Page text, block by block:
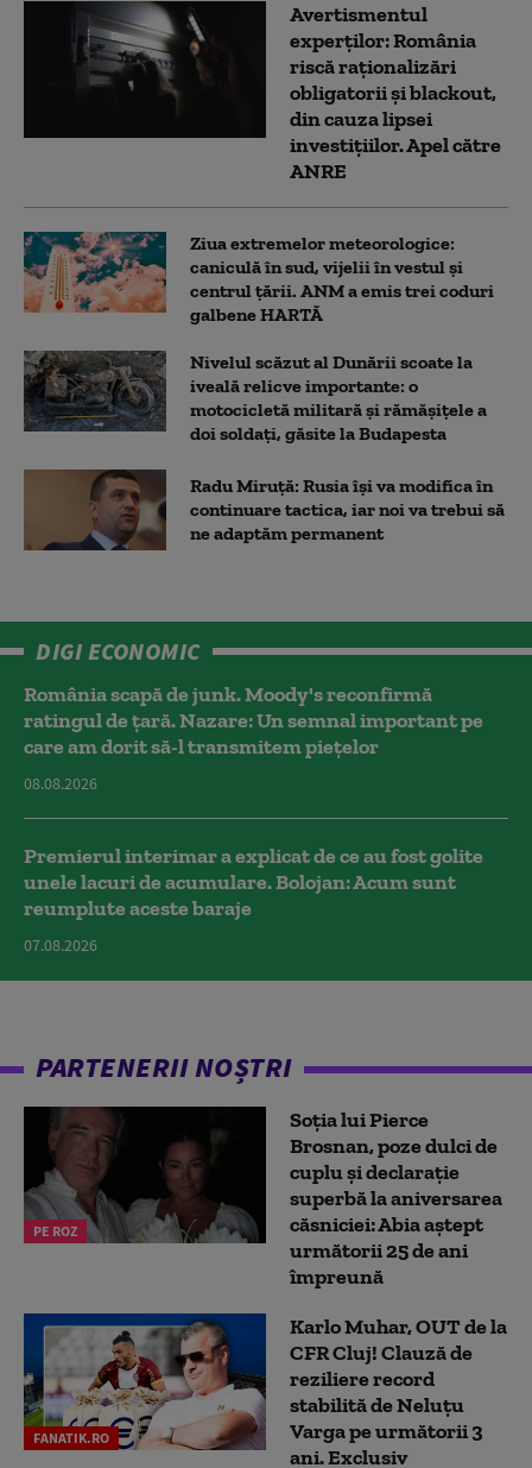
Avertismentul
experților: România
riscă raționalizări
obligatorii și blackout,
din cauza lipsei
investițiilor. Apel către
ANRE
Ziua extremelor meteorologice:
caniculă în sud, vijelii în vestul și
centrul țării. ANM a emis trei coduri
galbene HARTĂ
Nivelul scăzut al Dunării scoate la
iveală relicve importante: o
motocicletă militară și rămășițele a
doi soldați, găsite la Budapesta
Radu Miruță: Rusia își va modifica în
continuare tactica, iar noi va trebui să
ne adaptăm permanent
DIGI ECONOMIC
România scapă de junk. Moody's reconfirmă
ratingul de țară. Nazare: Un semnal important pe
care am dorit să-l transmitem piețelor
08.08.2026
Premierul interimar a explicat de ce au fost golite
unele lacuri de acumulare. Bolojan: Acum sunt
reumplute aceste baraje
07.08.2026
PARTENERII NOȘTRI
PE ROZ
Soția lui Pierce
Brosnan, poze dulci de
cuplu și declarație
superbă la aniversarea
căsniciei: Abia aștept
următorii 25 de ani
împreună
FANATIK.RO
Karlo Muhar, OUT de la
CFR Cluj! Clauză de
reziliere record
stabilită de Neluțu
Varga pe următorii 3
ani. Exclusiv